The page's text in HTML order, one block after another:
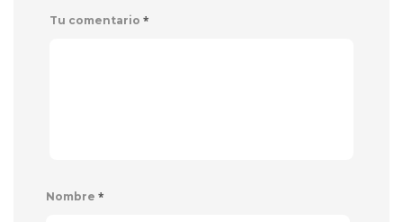
Tu comentario *
Nombre *